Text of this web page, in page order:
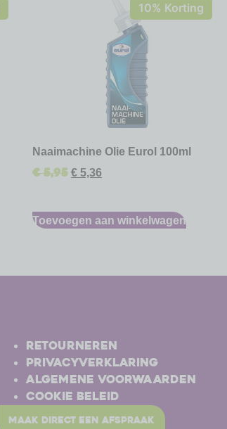
10% Korting
Naaimachine Olie Eurol 100ml
€5,95 € 5,36
Toevoegen aan winkelwagen
Retourneren
Privacyverklaring
Algemene voorwaarden
Cookie beleid
maak direct een afspraak